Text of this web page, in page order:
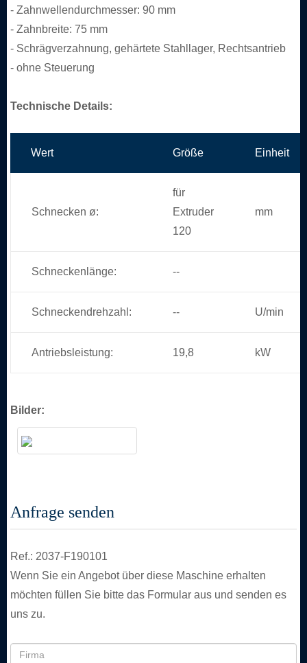
- Zahnwellendurchmesser: 90 mm
- Zahnbreite: 75 mm
- Schrägverzahnung, gehärtete Stahllager, Rechtsantrieb
- ohne Steuerung
Technische Details:
Wert Größe Einheit
Schnecken ø:
für
Extruder
120
mm
Schneckenlänge: --
Schneckendrehzahl: -- U/min
Antriebsleistung: 19,8 kW
Bilder:
Anfrage senden
Ref.: 2037-F190101
Wenn Sie ein Angebot über diese Maschine erhalten
möchten füllen Sie bitte das Formular aus und senden es
uns zu.